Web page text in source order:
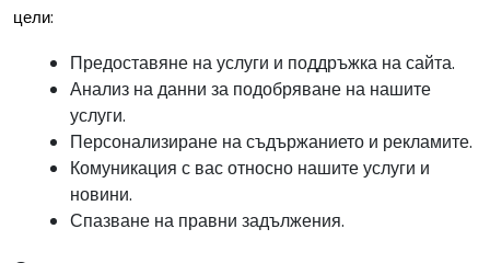
цели:
Предоставяне на услуги и поддръжка на сайта.
Анализ на данни за подобряване на нашите
услуги.
Персонализиране на съдържанието и рекламите.
Комуникация с вас относно нашите услуги и
новини.
Спазване на правни задължения.